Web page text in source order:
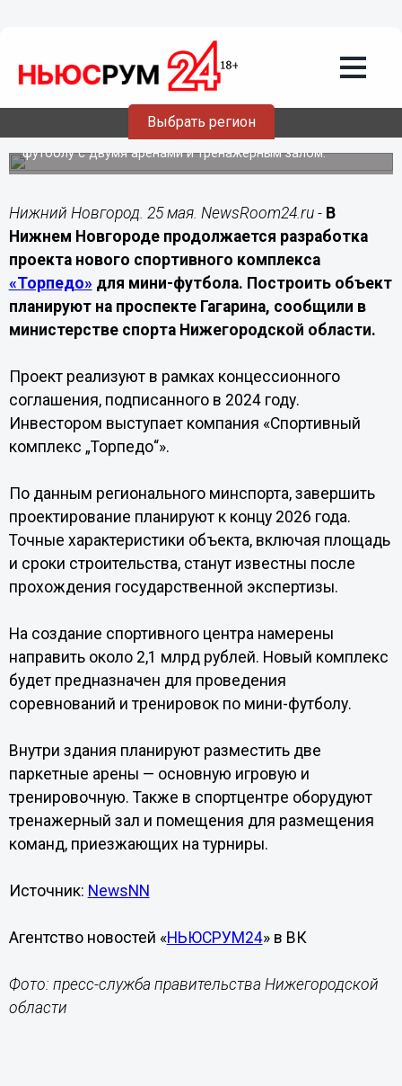
Выбрать регион
25.05.202621:40
Новый спорткомплекс «Торпедо» за 2,1
млрд построят на Гагарина
В Нижнем Новгороде проектируют центр по мини-
футболу с двумя аренами и тренажерным залом.
Нижний Новгород. 25 мая. NewsRoom24.ru - В
Нижнем Новгороде продолжается разработка
проекта нового спортивного комплекса
«Торпедо» для мини-футбола. Построить объект
планируют на проспекте Гагарина, сообщили в
министерстве спорта Нижегородской области.
Проект реализуют в рамках концессионного
соглашения, подписанного в 2024 году.
Инвестором выступает компания «Спортивный
комплекс „Торпедо“».
По данным регионального минспорта, завершить
проектирование планируют к концу 2026 года.
Точные характеристики объекта, включая площадь
и сроки строительства, станут известны после
прохождения государственной экспертизы.
На создание спортивного центра намерены
направить около 2,1 млрд рублей. Новый комплекс
будет предназначен для проведения
соревнований и тренировок по мини-футболу.
Внутри здания планируют разместить две
паркетные арены — основную игровую и
тренировочную. Также в спортцентре оборудуют
тренажерный зал и помещения для размещения
команд, приезжающих на турниры.
Источник: NewsNN
Агентство новостей «НЬЮСРУМ24» в ВК
Фото: пресс-служба правительства Нижегородской
области